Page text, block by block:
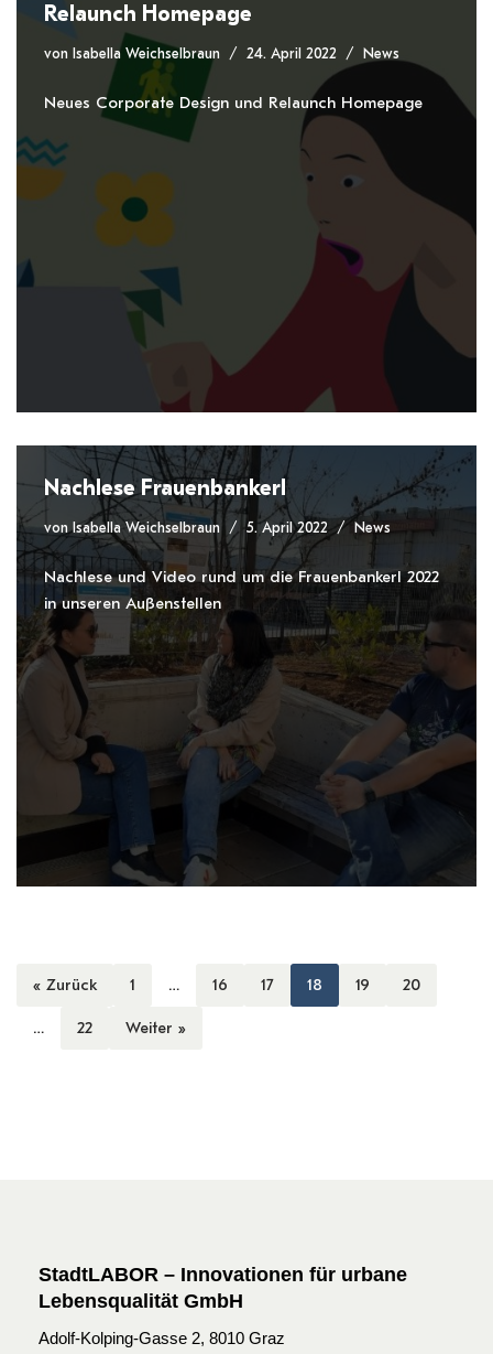
Relaunch Homepage
von Isabella Weichselbraun 24. April 2022 News
Neues Corporate Design und Relaunch Homepage
Nachlese Frauenbankerl
vonIsabella Weichselbraun 5. April 2022 News
Nachlese und Video rund um die Frauenbankerl 2022
in unseren Außenstellen
« Zurück 1 … 16 17 18 19 20
… 22 Weiter »
StadtLABOR – Innovationen für urbane
Lebensqualität GmbH
Adolf-Kolping-Gasse 2, 8010 Graz